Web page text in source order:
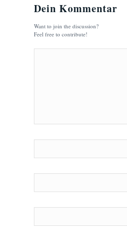
Dein Kommentar
Want to join the discussion?
Feel free to contribute!